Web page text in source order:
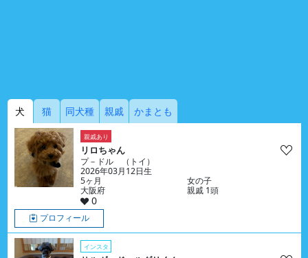
犬 猫 同犬種 親戚 かまとも
親戚あり
リロちゃん
プ－ドル （トイ）
2026年03月12日生
5ヶ月
女の子
大阪府
親戚 1頭
0
プロフィール
インスタ